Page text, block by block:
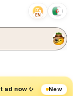
EN
ad now ✨ New